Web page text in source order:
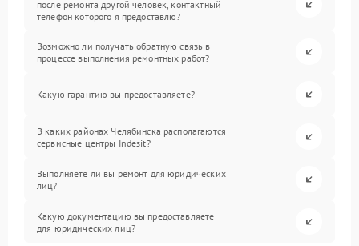
после ремонта другой человек, контактный
телефон которого я предоставлю?
Возможно ли получать обратную связь в
процессе выполнения ремонтных работ?
Какую гарантию вы предоставляете?
В каких районах Челябинска располагаются
сервисные центры Indesit?
Выполняете ли вы ремонт для юридических
лиц?
Какую документацию вы предоставляете
для юридических лиц?